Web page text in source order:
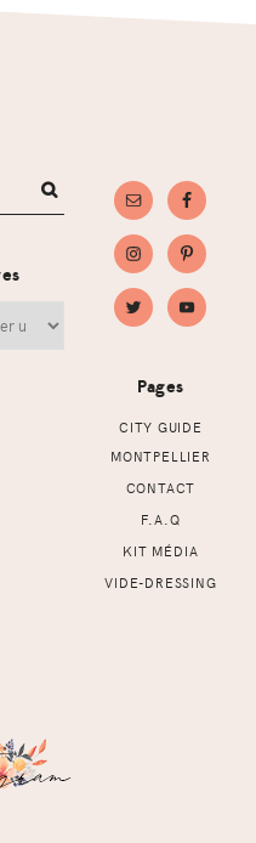
Pages
CITY GUIDE
MONTPELLIER
CONTACT
F.A.Q
KIT MÉDIA
VIDE-DRESSING